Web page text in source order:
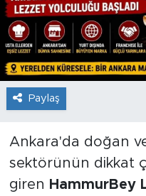
Paylaş
Ankara'da doğan
sektörünün dikkat
giren HammurBey